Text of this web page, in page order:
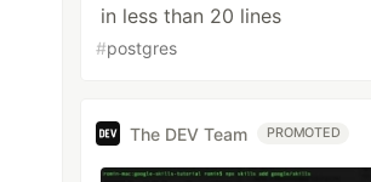
in less than 20 lines
#postgres
The DEV Team PROMOTED